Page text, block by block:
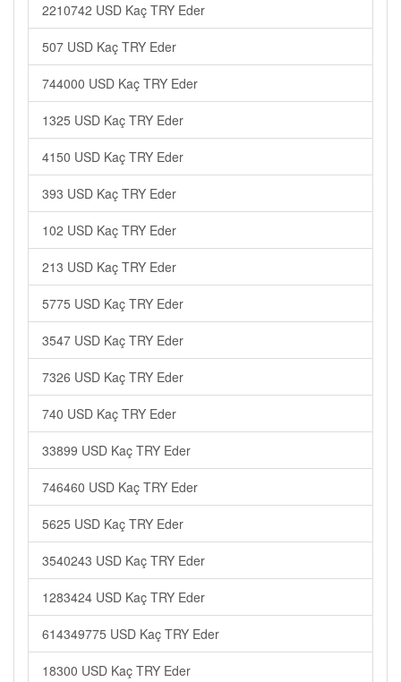
2210742 USD Kaç TRY Eder
507 USD Kaç TRY Eder
744000 USD Kaç TRY Eder
1325 USD Kaç TRY Eder
4150 USD Kaç TRY Eder
393 USD Kaç TRY Eder
102 USD Kaç TRY Eder
213 USD Kaç TRY Eder
5775 USD Kaç TRY Eder
3547 USD Kaç TRY Eder
7326 USD Kaç TRY Eder
740 USD Kaç TRY Eder
33899 USD Kaç TRY Eder
746460 USD Kaç TRY Eder
5625 USD Kaç TRY Eder
3540243 USD Kaç TRY Eder
1283424 USD Kaç TRY Eder
614349775 USD Kaç TRY Eder
18300 USD Kaç TRY Eder